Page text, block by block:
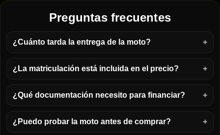
Preguntas frecuentes
¿Cuánto tarda la entrega de la moto?
¿La matriculación está incluida en el precio?
¿Qué documentación necesito para financiar?
¿Puedo probar la moto antes de comprar?